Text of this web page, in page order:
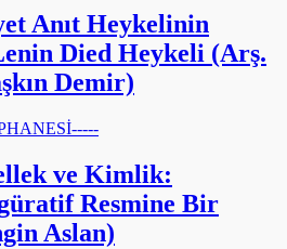
Anıt Heykelinin
Died Heykeli (Arş.
Demir)
ve Kimlik:
Resmine Bir
Aslan)